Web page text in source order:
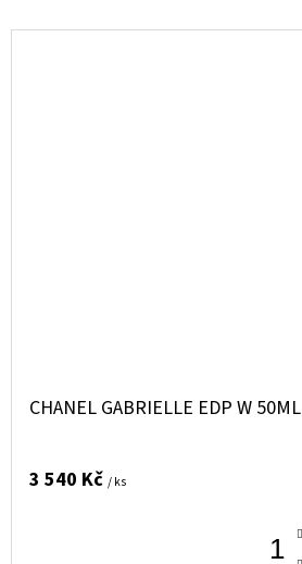
CHANEL GABRIELLE EDP W 50ML
3 540 Kč / ks